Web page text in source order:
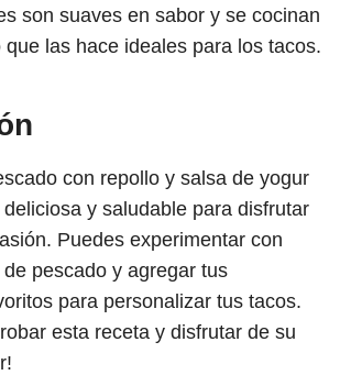
son suaves en sabor y se cocinan
que las hace ideales para los tacos.
con repollo y salsa de yogur
y saludable para disfrutar
Puedes experimentar con
pescado y agregar tus
para personalizar tus tacos.
esta receta y disfrutar de su